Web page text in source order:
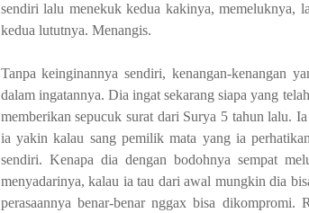
sendiri lalu menekuk kedua kakinya, memeluknya,
kedua lututnya. Menangis.
Tanpa keinginannya sendiri, kenangan-kenangan
dalam ingatannya. Dia ingat sekarang siapa yang
memberikan sepucuk surat dari Surya 5 tahun lalu.
ia yakin kalau sang pemilik mata yang ia
sendiri. Kenapa dia dengan bodohnya sempat
menyadarinya, kalau ia tau dari awal mungkin dia
perasaannya benar-benar nggax bisa dikompromi.